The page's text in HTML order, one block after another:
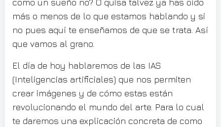
como un sueño no? O quisa talvez ya has oído
más o menos de lo que estamos hablando y si
no pues aquí te enseñamos de que se trata. Así
que vamos al grano.
El día de hoy hablaremos de las IAS
(Inteligencias artificiales) que nos permiten
crear imágenes y de cómo estas están
revolucionando el mundo del arte. Para lo cual
te daremos una explicación concreta de como